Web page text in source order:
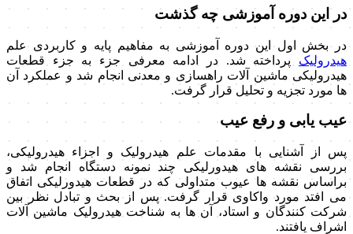
در این دوره آموزشی چه گذشت
در بخش اول این دوره آموزشی به مفاهیم پایه و کاربردی علم
هیدرولیک پرداخته شد. در ادامه معرفی جزء به جزء قطعات
هیدرولیکی ماشین آلات راهسازی و معدنی انجام شد و عملکرد آن
ها مورد تجزیه و تحلیل قرار گرفت.
عیب یابی و رفع عیب
پس از آشنایی با مقدمات علم هیدرولیک و اجزاء هیدرولیکی،
بررسی نقشه های هیدورلیکی چند نمونه دستگاه انجام شد و
براساس نقشه ها عیوب متداولی که در قطعات هیدورلیکی اتفاق
می افتد مورد واکاوی قرار گرفت. پس از بحث و تبادل نظر بین
شرکت کنندگان و استاد، آن ها به شناخت هیدرولیک ماشین آلات
اشراف یافتند.